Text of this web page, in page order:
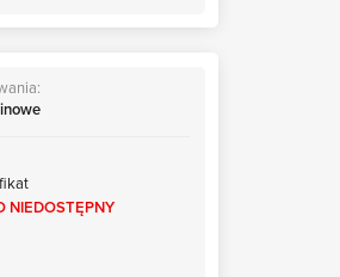
NIEDOSTĘPNY